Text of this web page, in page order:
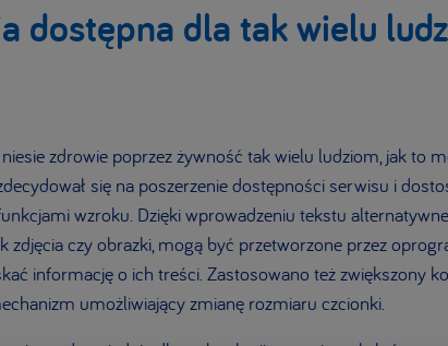
dostępna dla tak wielu
zdrowie poprzez żywność tak wielu ludziom, jak to
się na poszerzenie dostępności serwisu i
wzroku. Dzięki wprowadzeniu tekstu
zdjęcia czy obrazki, mogą być przetworzone przez
informację o ich treści. Zastosowano też zwiększony
umożliwiający zmianę rozmiaru czcionki.